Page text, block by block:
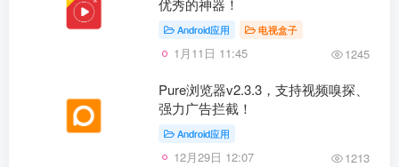
优秀的神器！
Android应用 电视盒子
1月11日 11:45 1245
Pure浏览器v2.3.3，支持视频嗅探、
强力广告拦截！
Android应用
12月29日 12:07 1213